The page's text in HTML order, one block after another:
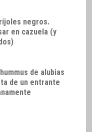
negros.
en cazuela (y
de alubias
de un entrante